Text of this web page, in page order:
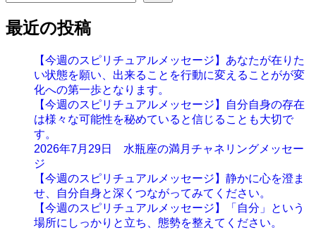
最近の投稿
【今週のスピリチュアルメッセージ】あなたが在りた
い状態を願い、出来ることを行動に変えることがが変
化への第一歩となります。
【今週のスピリチュアルメッセージ】自分自身の存在
は様々な可能性を秘めていると信じることも大切で
す。
2026年7月29日 水瓶座の満月チャネリングメッセー
ジ
【今週のスピリチュアルメッセージ】静かに心を澄ま
せ、自分自身と深くつながってみてください。
【今週のスピリチュアルメッセージ】「自分」という
場所にしっかりと立ち、態勢を整えてください。